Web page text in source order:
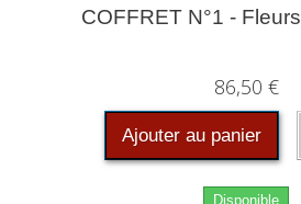
COFFRET N°1 -
86,50 €
Ajouter au panier
Disponible